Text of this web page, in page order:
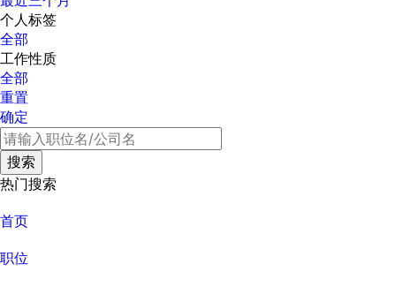
个人标签
全部
工作性质
全部
重置
确定
热门搜索
首页
职位